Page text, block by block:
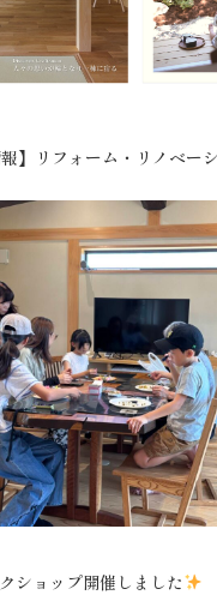
報】リフォーム・リノベー
ショップ開催しました